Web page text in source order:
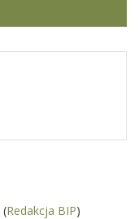
(Redakcja BIP)